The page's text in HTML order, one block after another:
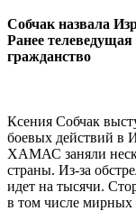
Собчак назвала
Ранее
гражданство
Ксения Собчак
боевых действий в
ХАМАС заняли
страны. Из-за
идет на тысячи.
в том числе мирных